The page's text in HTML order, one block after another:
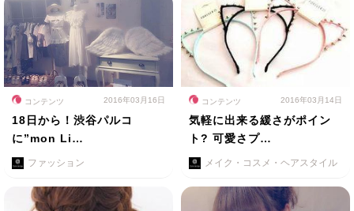
コンテンツ 2016年03月16日
18日から！渋谷パルコ
に”mon Li…
ファッション
コンテンツ 2016年03月14日
気軽に出来る緩さがポイン
ト? 可愛さプ…
メイク・コスメ・ヘアスタイル